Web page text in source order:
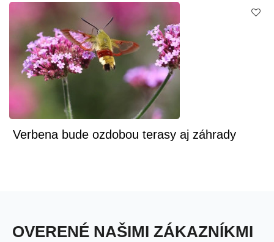
Verbena bude ozdobou terasy aj záhrady
OVERENÉ NAŠIMI ZÁKAZNÍKMI